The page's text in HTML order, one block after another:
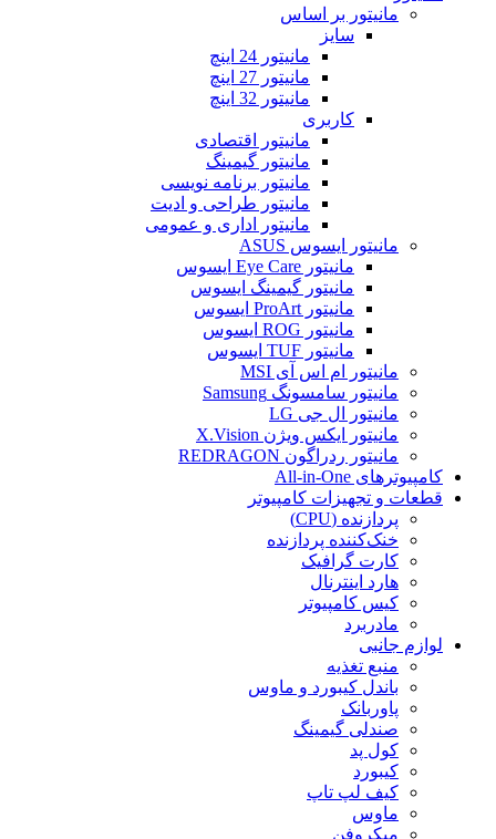
مانیتور بر اساس
سایز
مانیتور 24 اینچ
مانیتور 27 اینچ
مانیتور 32 اینچ
کاربری
مانیتور اقتصادی
مانیتور گیمینگ
مانیتور برنامه نویسی
مانیتور طراحی و ادیت
مانیتور اداری و عمومی
مانیتور ایسوس ASUS
مانیتور Eye Care ایسوس
مانیتور گیمینگ ایسوس
مانیتور ProArt ایسوس
مانیتور ROG ایسوس
مانیتور TUF ایسوس
مانیتور ام اس آی MSI
مانیتور سامسونگ Samsung
مانیتور ال جی LG
مانیتور ایکس ویژن X.Vision
مانیتور ردراگون REDRAGON
کامپیوترهای All-in-One
قطعات و تجهیزات کامپیوتر
پردازنده (CPU)
خنک‌کننده پردازنده
کارت گرافیک
هارد اینترنال
کیس کامپیوتر
مادربرد
لوازم جانبی
منبع تغذیه
باندل کیبورد و ماوس
پاوربانک
صندلی گیمینگ
کول پد
کیبورد
کیف لپ تاپ
ماوس
میکروفن